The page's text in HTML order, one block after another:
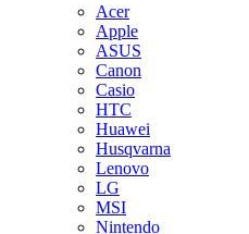
Acer
Apple
ASUS
Canon
Casio
HTC
Huawei
Husqvarna
Lenovo
LG
MSI
Nintendo